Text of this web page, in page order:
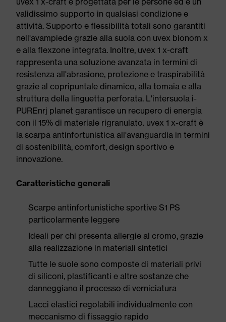
validissimo supporto in qualsiasi condizione e
attività. Supporto e flessibilità totali sono garantiti
nell'avampiede grazie alla suola con uvex bionom x
e alla flexzone integrata. Inoltre, uvex 1 x-craft
rappresenta una soluzione avanzata in termini di
resistenza all'abrasione, protezione e traspirabilità
grazie al copripuntale dinamico, alla tomaia e alla
struttura della linguetta perforata. L'intersuola i-
PUREnrj planet garantisce un recupero di energia
con il 15% di materiale rigranulato. uvex 1 x-craft è
la scarpa antinfortunistica all'avanguardia in termini
di sostenibilità, comfort, design sportivo e
innovazione.
Caratteristiche generali
Scarpe antinfortunistiche sportive S1 PS
particolarmente leggere
Ideali per chi presenta allergie al cromo, grazie
alla realizzazione in materiali sintetici
Tutte le suole sono composte di materiali privi
di siliconi, plastificanti e altre sostanze che
danneggiano il processo di verniciatura
Lacci elastici regolabili individualmente con
meccanismo di fissaggio rapido